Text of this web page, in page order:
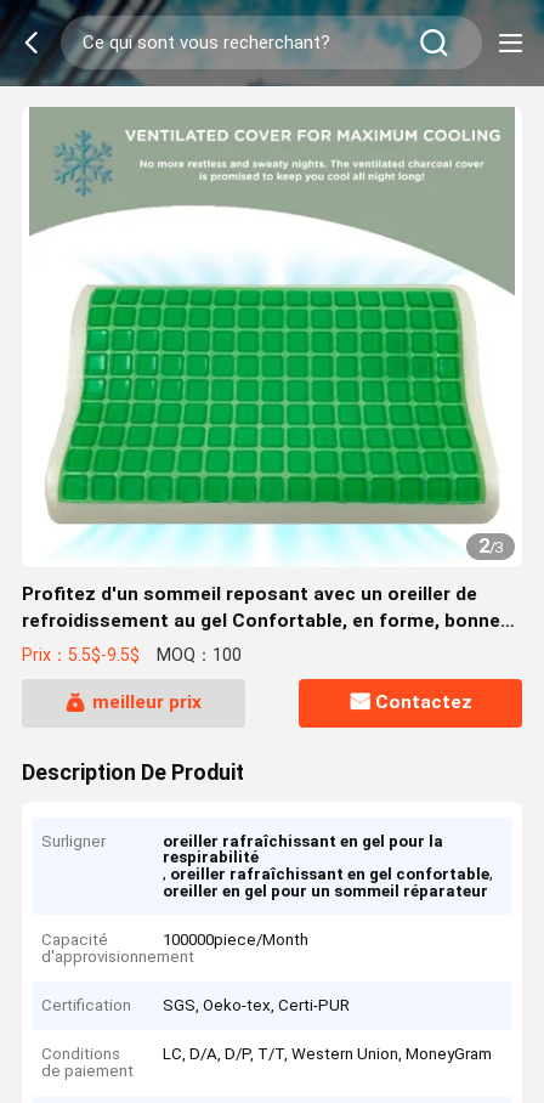
2/3
Profitez d'un sommeil reposant avec un oreiller de
refroidissement au gel Confortable, en forme, bonne
respirabilité
Prix：5.5$-9.5$ MOQ：100
meilleur prix Contactez
Description De Produit
Surligner
oreiller rafraîchissant en gel pour la
respirabilité
, oreiller rafraîchissant en gel confortable,
oreiller en gel pour un sommeil réparateur
Capacité
d'approvisionnement
100000piece/Month
Certification SGS, Oeko-tex, Certi-PUR
Conditions
de paiement
LC, D/A, D/P, T/T, Western Union, MoneyGram